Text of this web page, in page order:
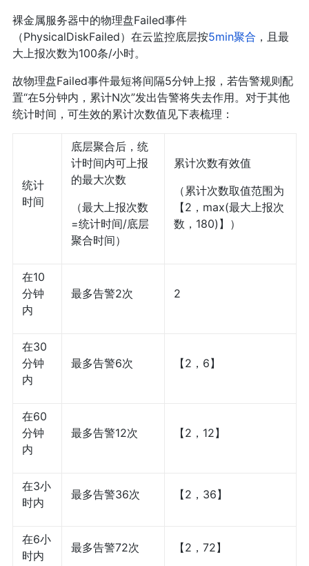
裸金属服务器中的物理盘Failed事件
（PhysicalDiskFailed）在云监控底层按5min聚合 ，且最
大上报次数为100条/小时。
故物理盘Failed事件最短将间隔5分钟上报，若告警规则配
置“在5分钟内，累计N次”发出告警将失去作用。对于其他
统计时间，可生效的累计次数值见下表梳理：
统计
时间
底层聚合后，统
计时间内可上报
的最大次数
（最大上报次数
=统计时间/底层
聚合时间）
累计次数有效值
（累计次数取值范围为
【2，max(最大上报次
数，180)】）
在10
分钟
内
最多告警2次 2
在30
分钟
内
最多告警6次 【2，6】
在60
分钟
内
最多告警12次 【2，12】
在3小
时内
最多告警36次 【2，36】
在6小
时内
最多告警72次 【2，72】